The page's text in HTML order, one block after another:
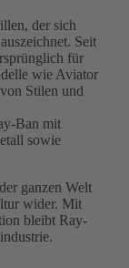
der sich
Seit
für
wie Aviator
Stilen und
Ban mit
sowie
ganzen Welt
wider. Mit
bleibt Ray-